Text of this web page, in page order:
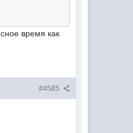
время как
#4585